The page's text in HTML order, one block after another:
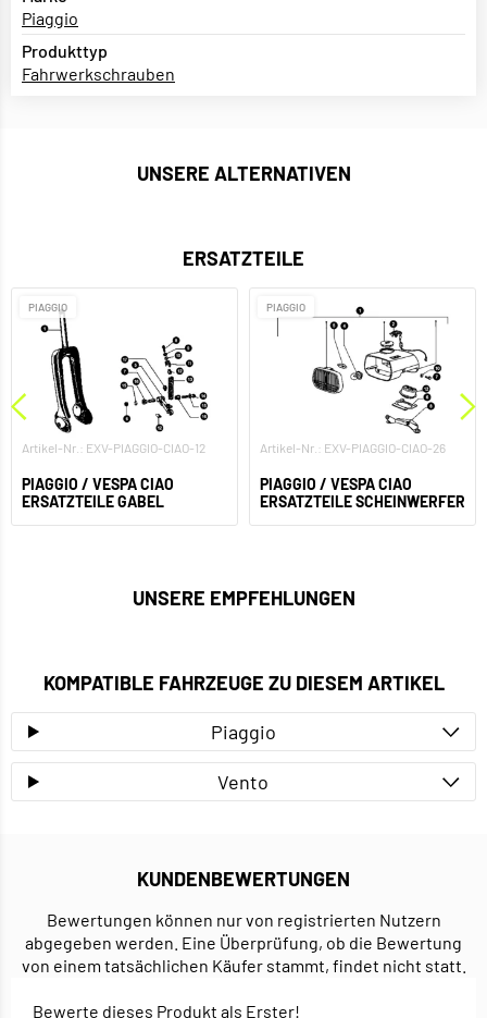
Piaggio
Produkttyp
Fahrwerkschrauben
UNSERE ALTERNATIVEN
ERSATZTEILE
PIAGGIO
Artikel-Nr.: EXV-PIAGGIO-CIAO-12
PIAGGIO / VESPA CIAO
ERSATZTEILE GABEL
PIAGGIO
Artikel-Nr.: EXV-PIAGGIO-CIAO-26
PIAGGIO / VESPA CIAO
ERSATZTEILE SCHEINWERFER
UNSERE EMPFEHLUNGEN
KOMPATIBLE FAHRZEUGE ZU DIESEM ARTIKEL
Piaggio
Vento
KUNDENBEWERTUNGEN
Bewertungen können nur von registrierten Nutzern
abgegeben werden. Eine Überprüfung, ob die Bewertung
von einem tatsächlichen Käufer stammt, findet nicht statt.
Bewerte dieses Produkt als Erster!